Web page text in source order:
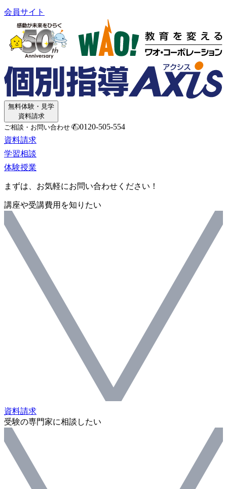
会員サイト
無料体験・見学
資料請求
ご相談・お問い合わせ
0120-505-554
資料請求
学習相談
体験授業
まずは、お気軽にお問い合わせください！
講座や受講費用を知りたい
資料請求
受験の専門家に相談したい